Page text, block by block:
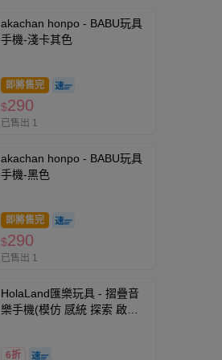
akachan honpo - BABU玩具
手機-淺卡其色
即將售完
$290
已售出 1
akachan honpo - BABU玩具
手機-黑色
即將售完
$290
已售出 1
HolaLand匯樂玩具 - 摺疊音
樂手機(模仿 感統 探索 啟蒙
6折